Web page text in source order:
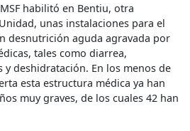
habilitó en Bentiu, otra
unas instalaciones para el
desnutrición aguda agravada por
tales como diarrea,
deshidratación. En los menos de
esta estructura médica ya han
muy graves, de los cuales 42 han